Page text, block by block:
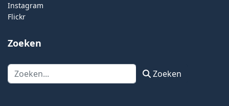
Instagram
Flickr
Zoeken
Zoeken Zoeken